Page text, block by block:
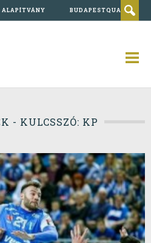
ALAPÍTVÁNY BUDAPESTQUAD
- KULCSSZÓ: KP